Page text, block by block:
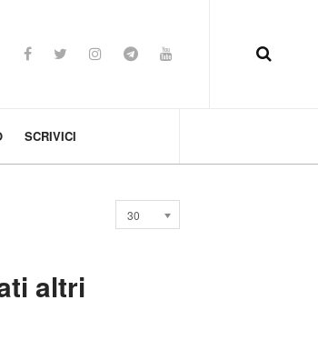
SCRIVICI
Visualizza
n.
30
altri